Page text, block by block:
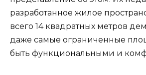
разработанное жилое
всего 14 квадратных метров
даже самые ограниченные
быть функциональными и